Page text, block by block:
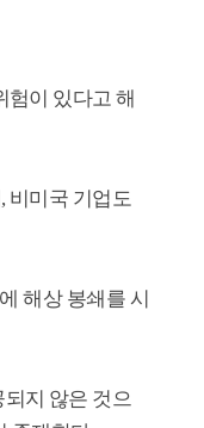
험이 있다고 해
비미국 기업도
해상 봉쇄를 시
지 않은 것으